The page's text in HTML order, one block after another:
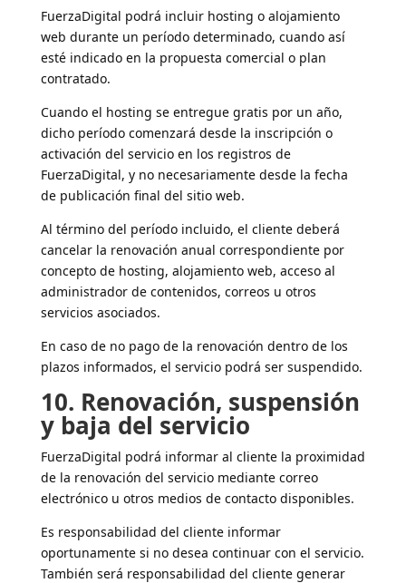
FuerzaDigital podrá incluir hosting o alojamiento
web durante un período determinado, cuando así
esté indicado en la propuesta comercial o plan
contratado.
Cuando el hosting se entregue gratis por un año,
dicho período comenzará desde la inscripción o
activación del servicio en los registros de
FuerzaDigital, y no necesariamente desde la fecha
de publicación final del sitio web.
Al término del período incluido, el cliente deberá
cancelar la renovación anual correspondiente por
concepto de hosting, alojamiento web, acceso al
administrador de contenidos, correos u otros
servicios asociados.
En caso de no pago de la renovación dentro de los
plazos informados, el servicio podrá ser suspendido.
10. Renovación, suspensión
y baja del servicio
FuerzaDigital podrá informar al cliente la proximidad
de la renovación del servicio mediante correo
electrónico u otros medios de contacto disponibles.
Es responsabilidad del cliente informar
oportunamente si no desea continuar con el servicio.
También será responsabilidad del cliente generar